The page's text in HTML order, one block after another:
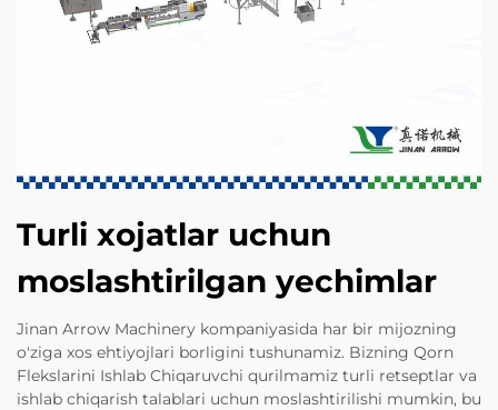
Turli xojatlar uchun
moslashtirilgan yechimlar
Jinan Arrow Machinery kompaniyasida har bir mijozning
o'ziga xos ehtiyojlari borligini tushunamiz. Bizning Qorn
Flekslarini Ishlab Chiqaruvchi qurilmamiz turli retseptlar va
ishlab chiqarish talablari uchun moslashtirilishi mumkin, bu